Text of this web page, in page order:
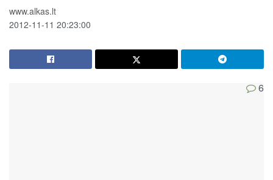
www.alkas.lt
2012-11-11 20:23:00
6